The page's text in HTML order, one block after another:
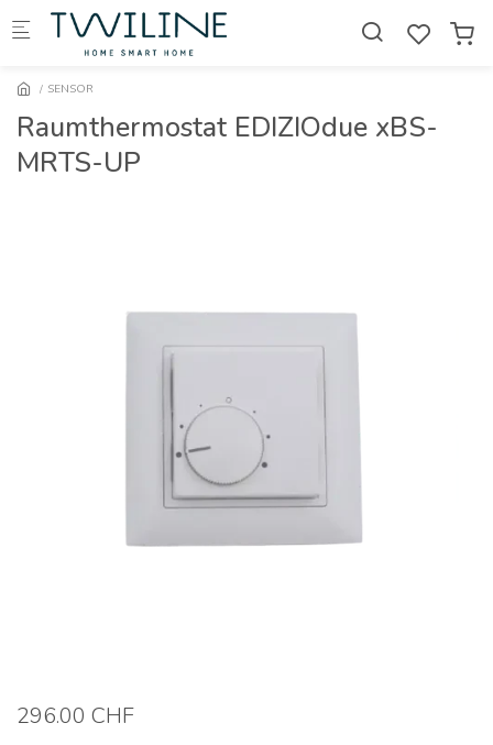
Skip to main content
SENSOR
Raumthermostat EDIZIOdue xBS-
MRTS-UP
296.00 CHF